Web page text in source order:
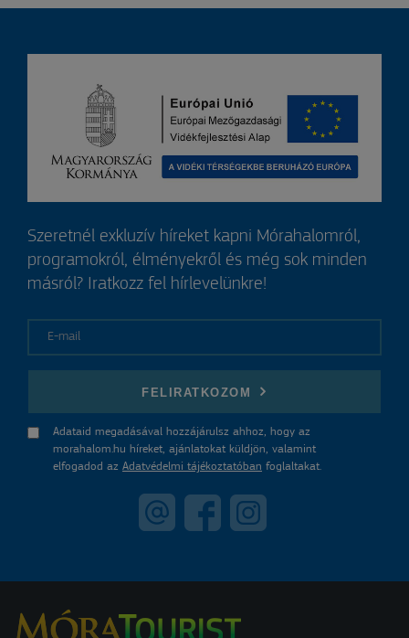
Szeretnél exkluzív híreket kapni Mórahalomról,
programokról, élményekről és még sok minden
másról? Iratkozz fel hírlevelünkre!
FELIRATKOZOM
Adataid megadásával hozzájárulsz ahhoz, hogy az
morahalom.hu híreket, ajánlatokat küldjön, valamint
elfogadod az Adatvédelmi tájékoztatóban foglaltakat.